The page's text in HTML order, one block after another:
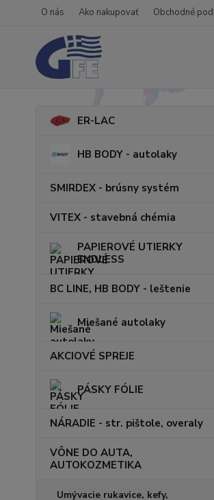
O nás Ako nakupovať Obchodné
ER-LAC
HB BODY - autolaky
SMIRDEX - brúsny systém
VITEX - stavebná chémia
PAPIEROVÉ UTIERKY
ENDLESS
BC LINE, HB BODY - leštenie
Miešané autolaky
AKCIOVÉ SPREJE
PÁSKY FÓLIE
NÁRADIE - str. pištole, overaly
VÔNE DO AUTA,
AUTOKOZMETIKA
Umývacie rukavice, kefy,